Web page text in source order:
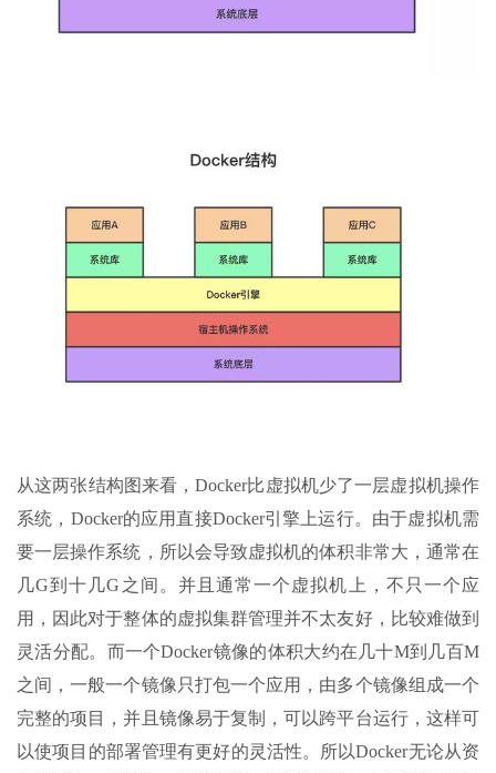
从这两张结构图来看，Docker比虚拟机少了一层虚拟机操作
系统，Docker的应用直接Docker引擎上运行。由于虚拟机需
要一层操作系统，所以会导致虚拟机的体积非常大，通常在
几G到十几G之间。并且通常一个虚拟机上，不只一个应
用，因此对于整体的虚拟集群管理并不太友好，比较难做到
灵活分配。而一个Docker镜像的体积大约在几十M到几百M
之间，一般一个镜像只打包一个应用，由多个镜像组成一个
完整的项目，并且镜像易于复制，可以跨平台运行，这样可
以使项目的部署管理有更好的灵活性。所以Docker无论从资